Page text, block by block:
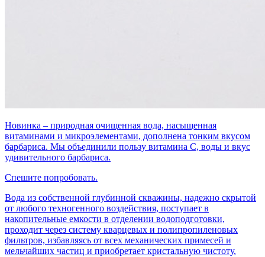
Новинка – природная очищенная вода, насыщенная
витаминами и микроэлементами, дополнена тонким вкусом
барбариса. Мы объединили пользу витамина С, воды и вкус
удивительного барбариса.
Спешите попробовать.
Вода из собственной глубинной скважины, надежно скрытой
от любого техногенного воздействия, поступает в
накопительные емкости в отделении водоподготовки,
проходит через систему кварцевых и полипропиленовых
фильтров, избавляясь от всех механических примесей и
мельчайших частиц и приобретает кристальную чистоту.